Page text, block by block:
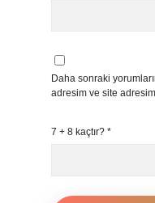
Daha sonraki
adresim ve site
7 + 8 kaçtır? *